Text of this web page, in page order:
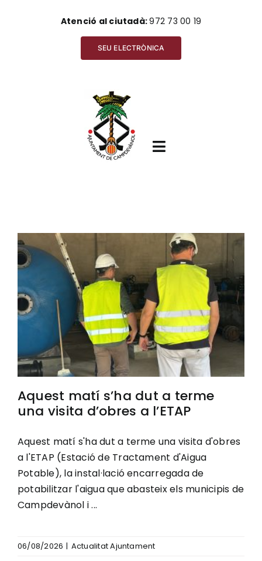
Atenció al ciutadà:972 73 00 19
SEU ELECTRÒNICA
Toggle
Ajuntament
Ciutadania
Actualitat
Municipi
Cerca
Aquest matí s’ha dut a terme
una visita d’obres a l’ETAP
Aquest matí s'ha dut a terme una visita d'obres
a l'ETAP (Estació de Tractament d'Aigua
Potable), la instal·lació encarregada de
potabilitzar l'aigua que abasteix els municipis de
Campdevànol i ...
06/08/2026 | Actualitat Ajuntament